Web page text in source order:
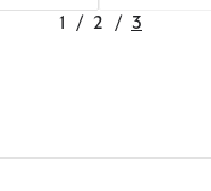
1 / 2 / 3